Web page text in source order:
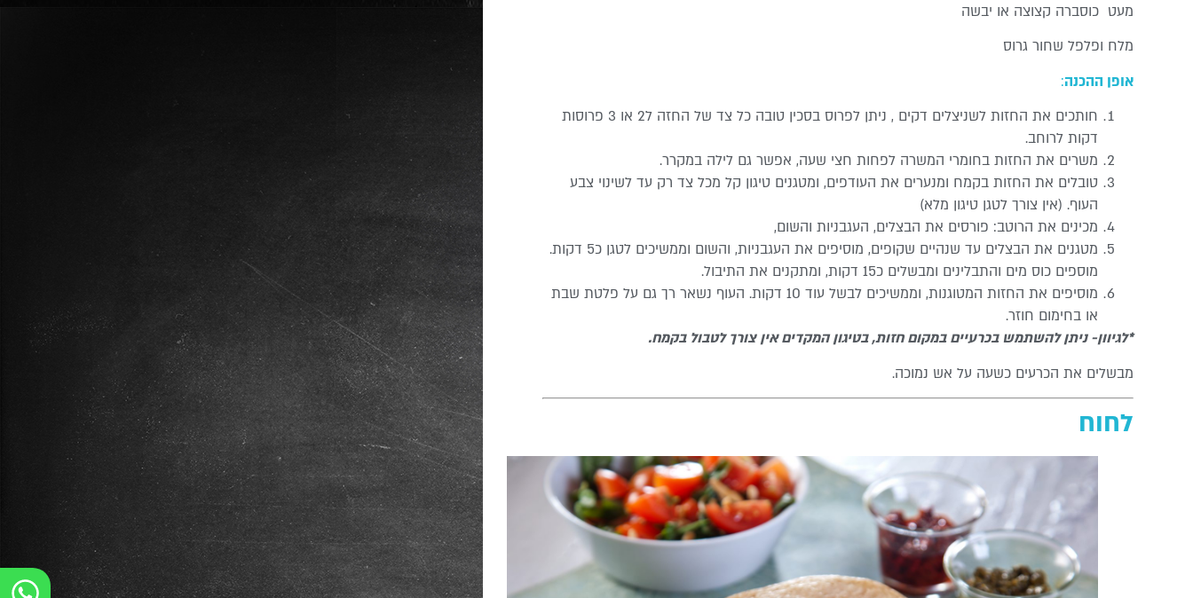
מעט כוסברה קצוצה או יבשה
מלח ופלפל שחור גרוס
אופן ההכנה:
חותכים את החזות לשניצלים דקים , ניתן לפרוס בסכין טובה כל צד של החזה ל2 או 3 פרוסות
דקות לרוחב.
משרים את החזות בחומרי המשרה לפחות חצי שעה, אפשר גם לילה במקרר.
טובלים את החזות בקמח ומנערים את העודפים, ומטגנים טיגון קל מכל צד רק עד לשינוי צבע
העוף. (אין צורך לטגן טיגון מלא)
מכינים את הרוטב: פורסים את הבצלים, העגבניות והשום,
מטגנים את הבצלים עד שנהיים שקופים, מוסיפים את העגבניות, והשום וממשיכים לטגן כ5 דקות.
מוספים כוס מים והתבלינים ומבשלים כ15 דקות, ומתקנים את התיבול.
מוסיפים את החזות המטוגנות, וממשיכים לבשל עוד 10 דקות. העוף נשאר רך גם על פלטת שבת
או בחימום חוזר.
*לגיוון- ניתן להשתמש בכרעיים במקום חזות, בטיגון המקדים אין צורך לטבול בקמח.
מבשלים את הכרעים כשעה על אש נמוכה.
לחוח